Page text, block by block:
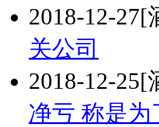
2018-12-27[
关公司
2018-12-25[
净亏 称是